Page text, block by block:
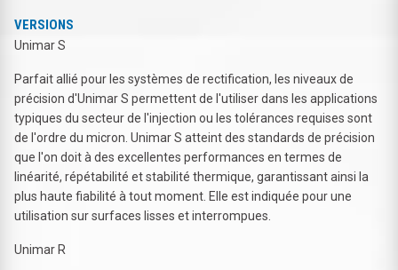
VERSIONS
Unimar S
Parfait allié pour les systèmes de rectification, les niveaux de
précision d'Unimar S permettent de l'utiliser dans les applications
typiques du secteur de l'injection ou les tolérances requises sont
de l'ordre du micron. Unimar S atteint des standards de précision
que l'on doit à des excellentes performances en termes de
linéarité, répétabilité et stabilité thermique, garantissant ainsi la
plus haute fiabilité à tout moment. Elle est indiquée pour une
utilisation sur surfaces lisses et interrompues.
Unimar R